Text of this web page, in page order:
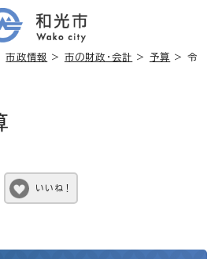
市政情報 > 市の財政・会計 > 予算 > 令
いいね！